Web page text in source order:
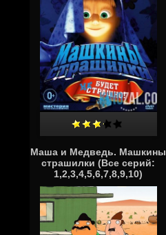
Маша и Медведь. Машкины
страшилки (Все серий:
1,2,3,4,5,6,7,8,9,10)